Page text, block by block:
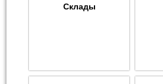
Склады